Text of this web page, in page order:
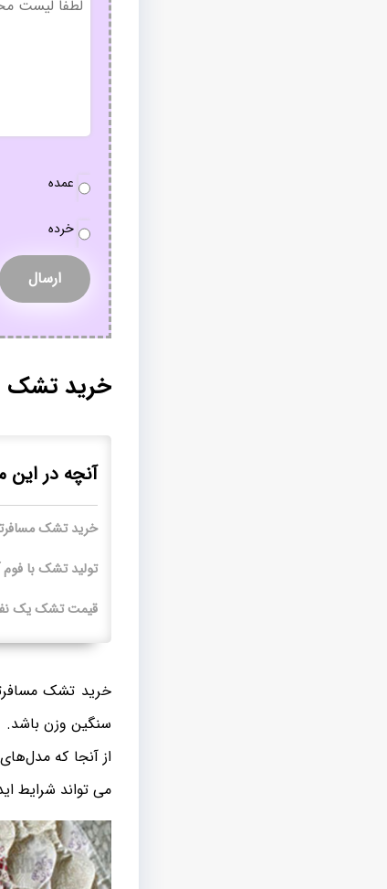
عنوان
عمده
خرده
خرید تشک
آنچه در این
خرید تشک
تولید تشک با فوم
قیمت تشک یک
خرید تشک
سنگین وزن باشد.
از آنجا که
می تواند شرایط